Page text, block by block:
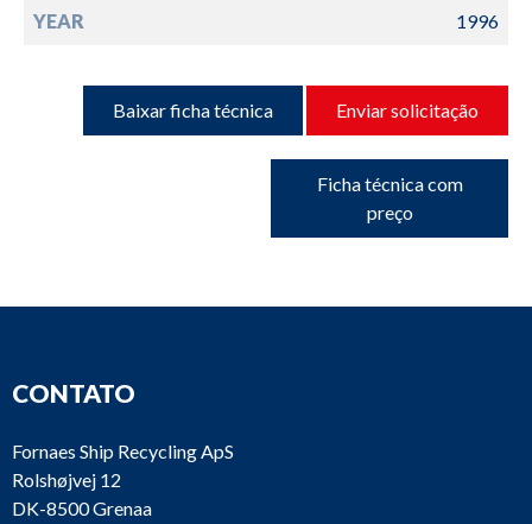
YEAR 1996
Baixar ficha técnica Enviar solicitação
Ficha técnica com
preço
CONTATO
Fornaes Ship Recycling ApS
Rolshøjvej 12
DK-8500 Grenaa